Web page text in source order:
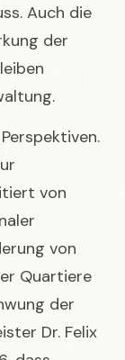
Auch die
der
von
von
Quartiere
der
Dr. Felix